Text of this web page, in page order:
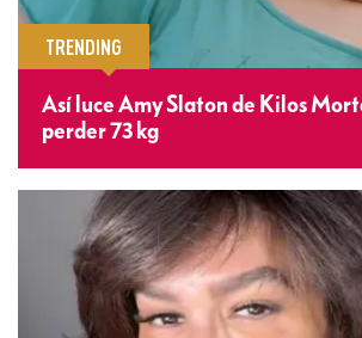
TRENDING
Así luce Amy Slaton de Kilos
perder 73 kg